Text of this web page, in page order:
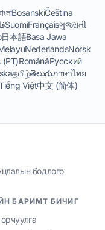
BosanskiČeština
SuomiFrançaisગુજરાતી
日本語Basa Jawa
NederlandsNorsk
(PT)RomânăРусский
தமிழ்తెలుగుภาษาไทย
Việt中文 (简体)
бодлого
БАРИМТ БИЧИГ